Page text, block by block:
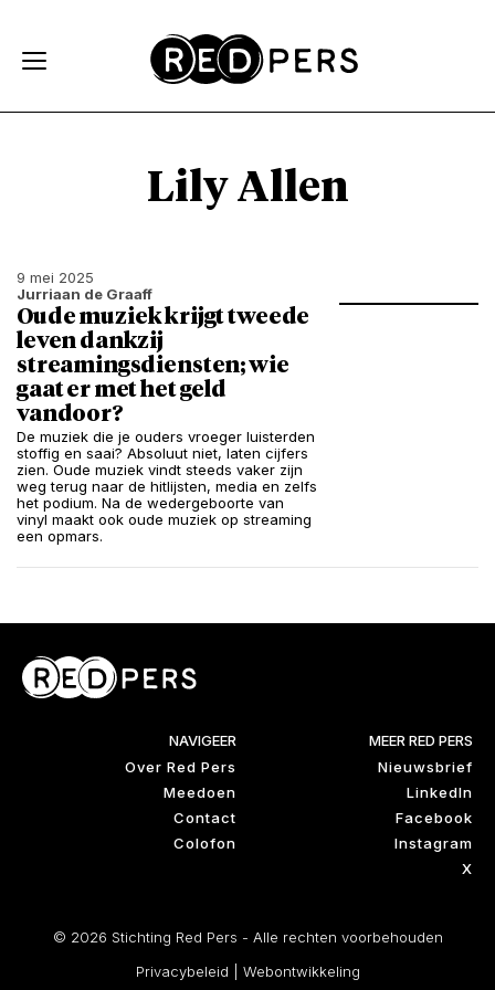
Lily Allen
9 mei 2025
Jurriaan de Graaff
Oude muziek krijgt tweede
leven dankzij
streamingsdiensten; wie
gaat er met het geld
vandoor?
De muziek die je ouders vroeger luisterden
stoffig en saai? Absoluut niet, laten cijfers
zien. Oude muziek vindt steeds vaker zijn
weg terug naar de hitlijsten, media en zelfs
het podium. Na de wedergeboorte van
vinyl maakt ook oude muziek op streaming
een opmars.
NAVIGEER
Over Red Pers
Meedoen
Contact
Colofon
MEER RED PERS
Nieuwsbrief
LinkedIn
Facebook
Instagram
X
© 2026 Stichting Red Pers - Alle rechten voorbehouden
Privacybeleid
Webontwikkeling